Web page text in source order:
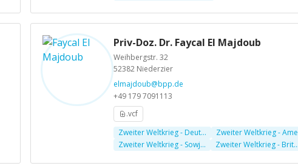
Priv-Doz. Dr. Faycal El Majdoub
Weihbergstr. 32
52382 Niederzier
elmajdoub@bpp.de
+49 179 7091113
.vcf
Zweiter Weltkrieg - Deut...
Zweiter Weltkrieg -
Zweiter Weltkrieg - Sowj...
Zweiter Weltkrieg - Brit...